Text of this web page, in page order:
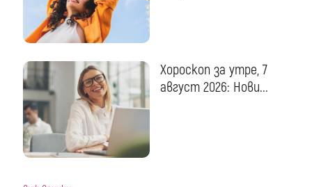
Хороскоп за утре, 7
август 2026: Нови...